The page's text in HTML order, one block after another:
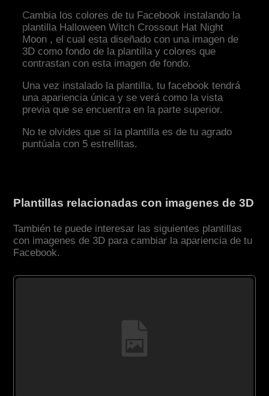
Cambia los colores de tu Facebook instalando la
plantilla Halloween Witch Crossout Hat Night
Moon , el cual esta diseñado con una imagen de
3D como fondo de la plantilla y colores que
contrastan con esta imagen de fondo.
Una vez instalado la plantilla, tu facebook tendrá
una apariencia única y se verá como la vista
previa que se encuentra en la parte superior.
No te olvides que si la plantilla es de tu agrado
puntúala con 5 estrellitas.
Plantillas relacionadas con imagenes de 3D
También te puede interesar las siguientes plantillas
con imagenes de 3D para cambiar la apariencia de tu
Facebook.